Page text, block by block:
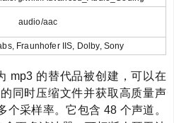
audio/aac
Fraunhofer IIS, Dolby, Sony
mp3 的替代品被创建，可以在
同时压缩文件并获取高质量声
采样率。它包含 48 个声道。